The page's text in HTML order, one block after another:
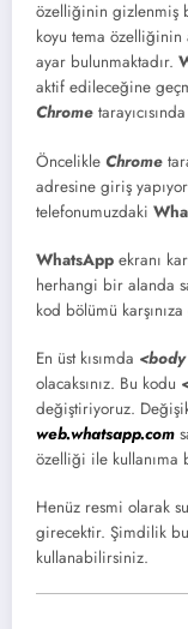
özelliğinin gizlenmiş
koyu tema
ayar bulunmaktadır.
aktif edileceğine
Chrome
Öncelikle Chrome
adresine giriş
telefonumuzdaki
WhatsApp ekranı
herhangi bir alanda
kod bölümü
En üst kısımda
olacaksınız. Bu kodu
değiştiriyoruz.
web.whatsapp.com
özelliği ile kullanıma
Henüz resmi olarak
girecektir. Şimdilik
kullanabilirsiniz.